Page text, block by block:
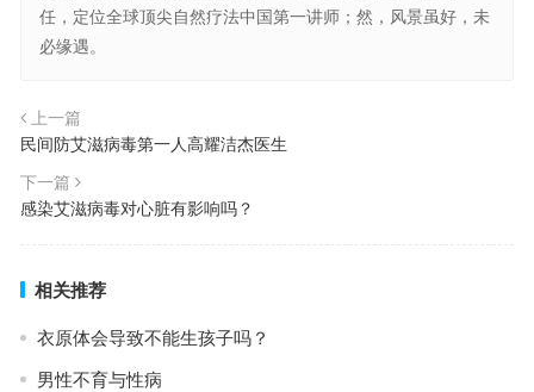
任，定位全球顶尖自然疗法中国第一讲师；然，风景虽好，未
必缘遇。
上一篇
民间防艾滋病毒第一人高耀洁杰医生
下一篇
感染艾滋病毒对心脏有影响吗？
相关推荐
衣原体会导致不能生孩子吗？
男性不育与性病